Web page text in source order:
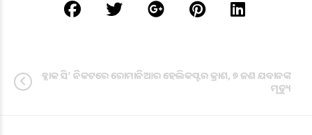
ବ୍ଲାକ ସି’ ନିକଟରେ ରୋମାନିଆର ହେଲିକପ୍ଟର କ୍ରାଶ, ୭ ଜଣ ଯବାନଙ୍କ
ମୃତ୍ୟୁ